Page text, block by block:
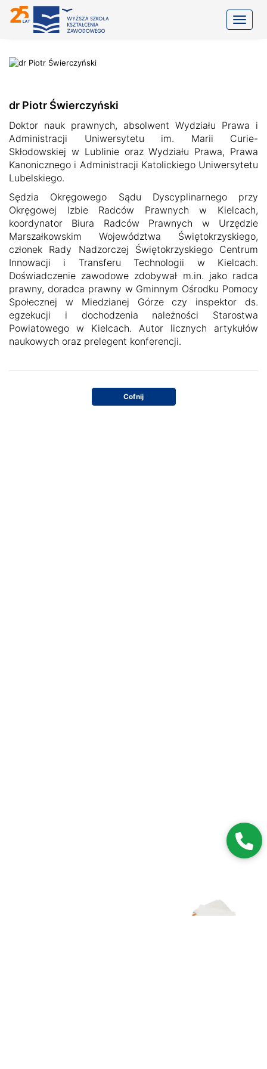
dr Piotr Świerczyński
Doktor nauk prawnych, absolwent Wydziału Prawa i
Administracji Uniwersytetu im. Marii Curie-
Skłodowskiej w Lublinie oraz Wydziału Prawa, Prawa
Kanonicznego i Administracji Katolickiego Uniwersytetu
Lubelskiego.
Sędzia Okręgowego Sądu Dyscyplinarnego przy
Okręgowej Izbie Radców Prawnych w Kielcach,
koordynator Biura Radców Prawnych w Urzędzie
Marszałkowskim Województwa Świętokrzyskiego,
członek Rady Nadzorczej Świętokrzyskiego Centrum
Innowacji i Transferu Technologii w Kielcach.
Doświadczenie zawodowe zdobywał m.in. jako radca
prawny, doradca prawny w Gminnym Ośrodku Pomocy
Społecznej w Miedzianej Górze czy inspektor ds.
egzekucji i dochodzenia należności Starostwa
Powiatowego w Kielcach. Autor licznych artykułów
naukowych oraz prelegent konferencji.